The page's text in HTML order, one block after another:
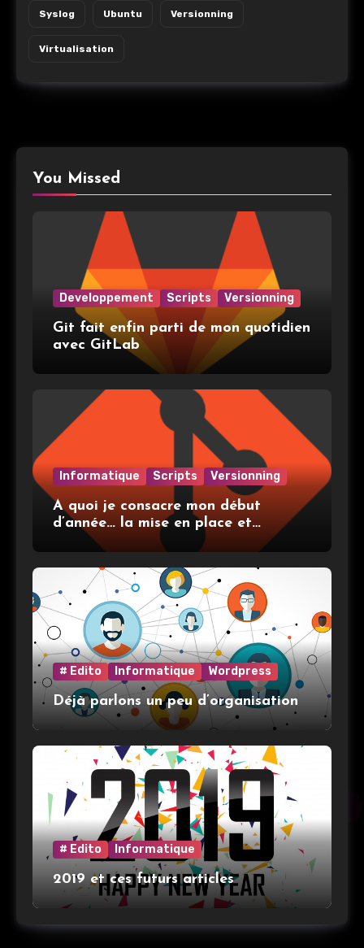
Syslog Ubuntu Versionning
Virtualisation
You Missed
Developpement Scripts Versionning
Git fait enfin parti de mon quotidien
avec GitLab
Informatique Scripts Versionning
A quoi je consacre mon début
d’année… la mise en place et
l’utilisation de git
# Edito Informatique Wordpress
Déjà parlons un peu d’organisation
# Edito Informatique
2019 et ces futurs articles